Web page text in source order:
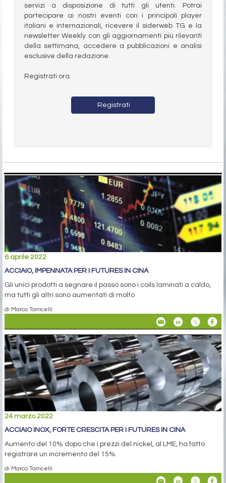
servizi a disposizione di tutti gli utenti. Potrai
partecipare ai nostri eventi con i principali player
italiani e internazionali, ricevere il siderweb TG e la
newsletter Weekly con gli aggiornamenti più rilevanti
della settimana, accedere a pubblicazioni e analisi
esclusive della redazione.
Registrati ora.
Registrati
6 aprile 2022
ACCIAIO, IMPENNATA PER I FUTURES IN CINA
Gli unici prodotti a segnare il passo sono i coils laminati a caldo,
ma tutti gli altri sono aumentati di molto
di Marco Torricelli
24 marzo 2022
ACCIAIO INOX, FORTE CRESCITA PER I FUTURES IN CINA
Aumento del 10% dopo che i prezzi del nickel, al LME, ha fatto
registrare un incremento del 15%
di Marco Torricelli